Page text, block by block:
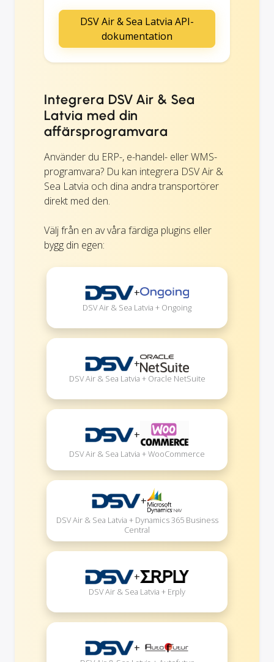
DSV Air & Sea Latvia API-
dokumentation
Integrera DSV Air & Sea
Latvia med din
affärsprogramvara
Använder du ERP-, e-handel- eller WMS-
programvara? Du kan integrera DSV Air &
Sea Latvia och dina andra transportörer
direkt med den.
Välj från en av våra färdiga plugins eller
bygg din egen:
+
DSV Air & Sea Latvia + Ongoing
+
DSV Air & Sea Latvia + Oracle NetSuite
+
DSV Air & Sea Latvia + WooCommerce
+
DSV Air & Sea Latvia + Dynamics 365 Business
Central
+
DSV Air & Sea Latvia + Erply
+